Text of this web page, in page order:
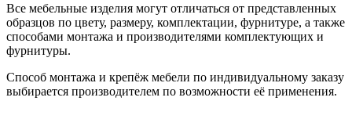
Все мебельные изделия могут отличаться от представленных
образцов по цвету, размеру, комплектации, фурнитуре, а также
способами монтажа и производителями комплектующих и
фурнитуры.
Способ монтажа и крепёж мебели по индивидуальному заказу
выбирается производителем по возможности её применения.